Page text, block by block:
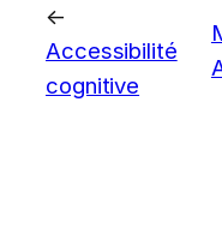
←
Accessibilité
cognitive